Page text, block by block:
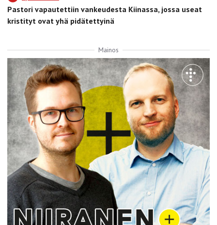
Pastori vapautettiin vankeudesta Kiinassa, jossa useat
kristityt ovat yhä pidätettyinä
Mainos